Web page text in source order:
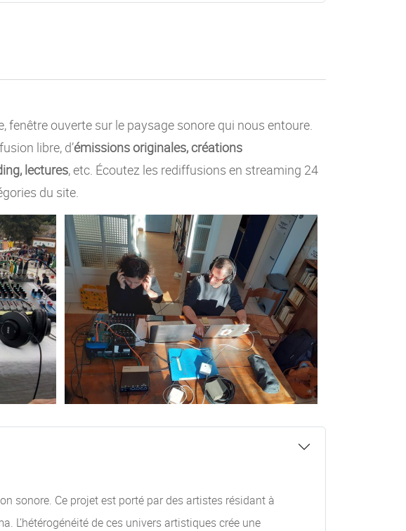
ouverte sur le paysage sonore qui nous entoure.
libre, d’émissions originales, créations
lectures, etc. Écoutez les rediffusions en streaming 24
du site.
sonore. Ce projet est porté par des artistes résidant à
L’hétérogénéité de ces univers artistiques crée une